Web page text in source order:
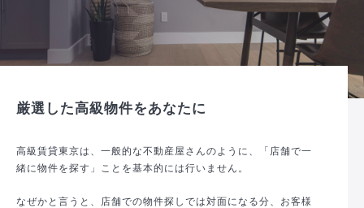
厳選した高級物件をあなたに
高級賃貸東京は、一般的な不動産屋さんのように、「店舗で一
緒に物件を探す」ことを基本的には行いません。
なぜかと言うと、店舗での物件探しでは対面になる分、お客様